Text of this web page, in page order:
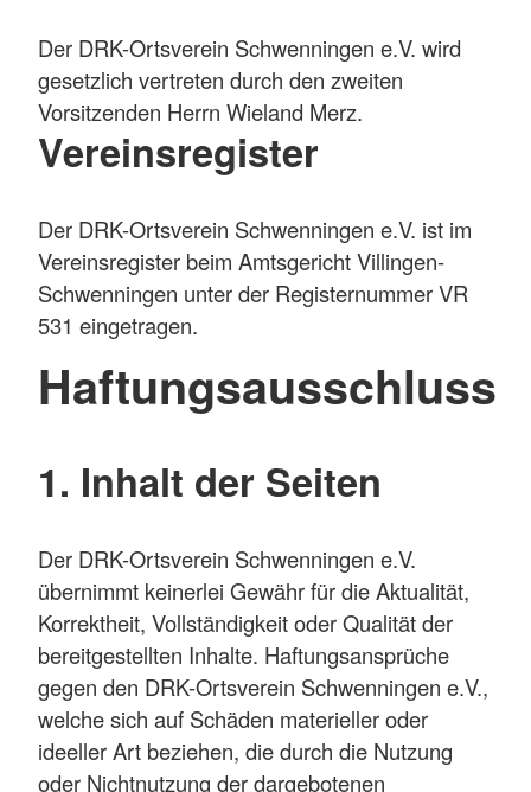
Der DRK-Ortsverein Schwenningen e.V. wird
gesetzlich vertreten durch den zweiten
Vorsitzenden Herrn Wieland Merz.
Vereinsregister
Der DRK-Ortsverein Schwenningen e.V. ist im
Vereinsregister beim Amtsgericht Villingen-
Schwenningen unter der Registernummer VR
531 eingetragen.
Haftungsausschluss
1. Inhalt der Seiten
Der DRK-Ortsverein Schwenningen e.V.
übernimmt keinerlei Gewähr für die Aktualität,
Korrektheit, Vollständigkeit oder Qualität der
bereitgestellten Inhalte. Haftungsansprüche
gegen den DRK-Ortsverein Schwenningen e.V.,
welche sich auf Schäden materieller oder
ideeller Art beziehen, die durch die Nutzung
oder Nichtnutzung der dargebotenen